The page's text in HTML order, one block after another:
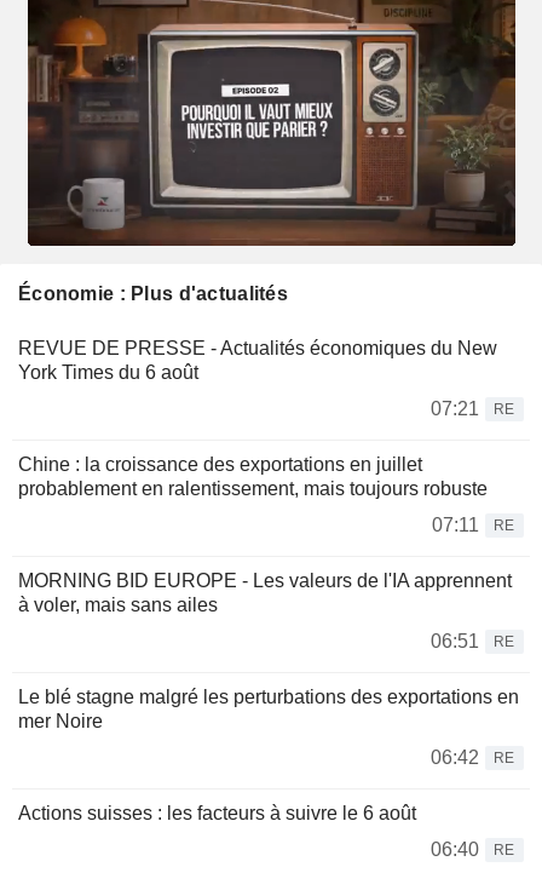
Économie : Plus d'actualités
REVUE DE PRESSE - Actualités économiques du New
York Times du 6 août
07:21
RE
Chine : la croissance des exportations en juillet
probablement en ralentissement, mais toujours robuste
07:11
RE
MORNING BID EUROPE - Les valeurs de l'IA apprennent
à voler, mais sans ailes
06:51
RE
Le blé stagne malgré les perturbations des exportations en
mer Noire
06:42
RE
Actions suisses : les facteurs à suivre le 6 août
06:40
RE